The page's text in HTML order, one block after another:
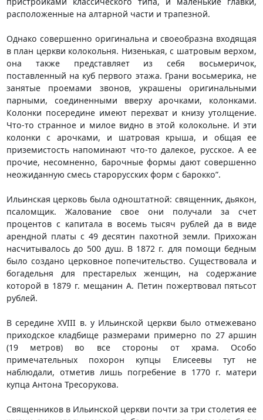
расположенные на алтарной части и трапезной.
Однако совершенно оригинальна и своеобразна входящая
в план церкви колокольня. Низенькая, с шатровым верхом,
она также представляет из себя восьмеричок,
поставленный на куб первого этажа. Грани восьмерика, не
занятые проемами звонов, украшены оригинальными
парными, соединенными вверху арочками, колонками.
Колонки посередине имеют перехват и книзу утолщение.
Что-то странное и милое видно в этой колокольне. И эти
колонки с арочками, и шатровая крыша, и общая ее
приземистость напоминают что-то далекое, русское. А ее
прочие, несомненно, барочные формы дают совершенно
неожиданную смесь старорусских форм с барокко”.
Ильинская церковь была одноштатной: священник, дьякон,
псаломщик. Жалование свое они получали за счет
процентов с капитала в восемь тысяч рублей да в виде
арендной платы с 49 десятин пахотной земли. Прихожан
насчитывалось до 500 душ. В 1872 г. для помощи бедным
было создано церковное попечительство. Существовала и
богадельня для престарелых женщин, на содержание
которой в 1879 г. мещанин А. Петин пожертвовал пятьсот
рублей.
В середине XVIII в. у Ильинской церкви было отмежевано
приходское кладбище размерами примерно по 27 аршин
(19 метров) во все стороны от храма. Особо
примечательных похорон купцы Елисеевы тут не
наблюдали, отметив лишь погребение в 1770 г. матери
купца Антона Тресорукова.
Священников в Ильинской церкви почти за три столетия ее